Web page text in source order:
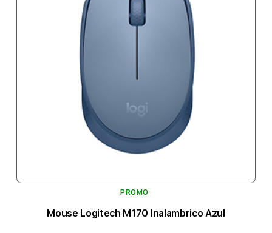
PROMO
Mouse Logitech M170 Inalambrico Azul